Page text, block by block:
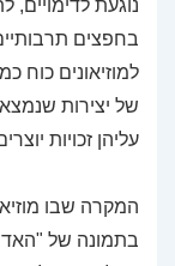
נוגעת לדימויים,
בחפצים
למוזיאונים כוח
של יצירות
עליהן זכויות
המקרה שבו
בתמונה של